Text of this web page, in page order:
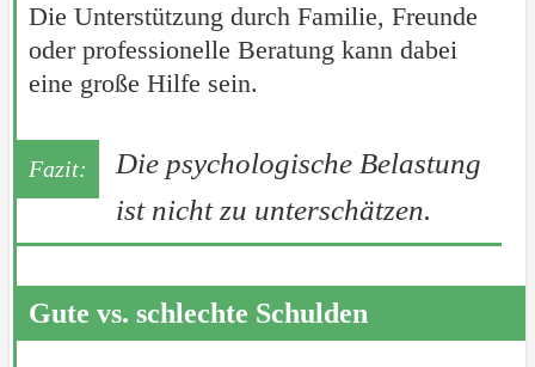
Die Unterstützung durch Familie, Freunde
oder professionelle Beratung kann dabei
eine große Hilfe sein.
Die psychologische Belastung
ist nicht zu unterschätzen.
Gute vs. schlechte Schulden